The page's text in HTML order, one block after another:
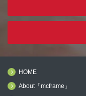
HOME
About「mcframe」